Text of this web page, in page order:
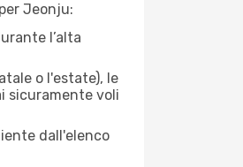
Jeonju:
l’alta
o l'estate), le
sicuramente voli
dall'elenco